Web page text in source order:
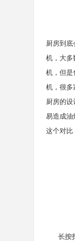
厨房到底
机，大多
机，但是
机，很多
厨房的设
易造成油
这个对比
长按